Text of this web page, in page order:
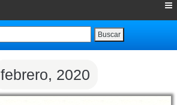
Buscar
febrero, 2020